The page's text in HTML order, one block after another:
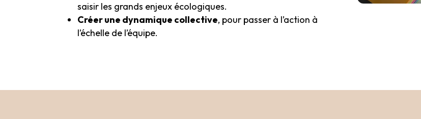
saisir les grands enjeux écologiques.
Créer une dynamique collective, pour passer à l’action à
l’échelle de l’équipe.